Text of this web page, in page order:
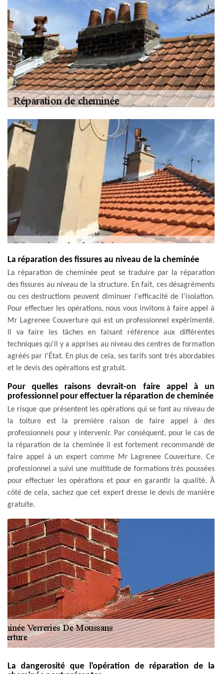
La réparation des fissures au niveau de la cheminée
La réparation de cheminée peut se traduire par la réparation
des fissures au niveau de la structure. En fait, ces désagréments
ou ces destructions peuvent diminuer l'efficacité de l'isolation.
Pour effectuer les opérations, nous vous invitons à faire appel à
Mr Lagrenee Couverture qui est un professionnel expérimenté.
Il va faire les tâches en faisant référence aux différentes
techniques qu'il y a apprises au niveau des centres de formation
agréés par l'État. En plus de cela, ses tarifs sont très abordables
et le devis des opérations est gratuit.
Pour quelles raisons devrait-on faire appel à un
professionnel pour effectuer la réparation de cheminée
Le risque que présentent les opérations qui se font au niveau de
la toiture est la première raison de faire appel à des
professionnels pour y intervenir. Par conséquent, pour le cas de
la réparation de la cheminée il est fortement recommandé de
faire appel à un expert comme Mr Lagrenee Couverture. Ce
professionnel a suivi une multitude de formations très poussées
pour effectuer les opérations et pour en garantir la qualité. À
côté de cela, sachez que cet expert dresse le devis de manière
gratuite.
La dangerosité que l'opération de réparation de la